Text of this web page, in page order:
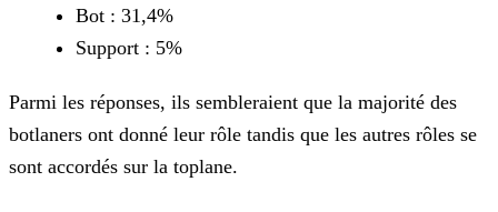
Bot : 31,4%
Support : 5%
Parmi les réponses, ils sembleraient que la majorité des
botlaners ont donné leur rôle tandis que les autres rôles se
sont accordés sur la toplane.